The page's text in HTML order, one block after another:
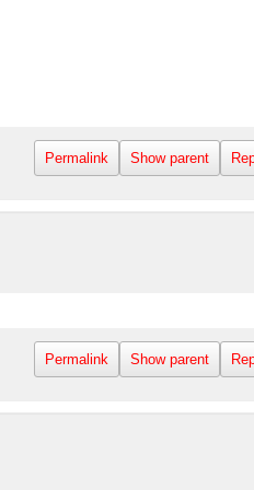
Permalink Show parent
Permalink Show parent